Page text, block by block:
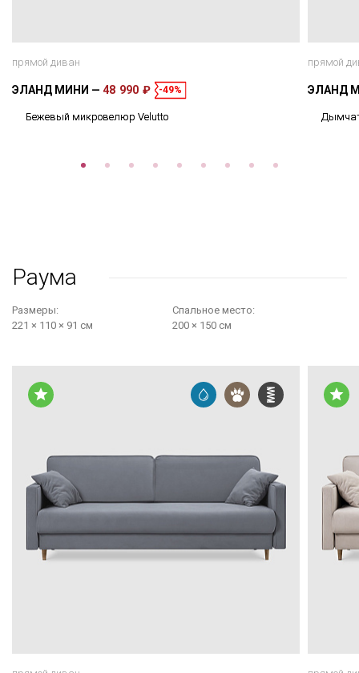
прямой диван
ЭЛАНД МИНИ 48 990 ₽ -49%
Бежевый микровелюр Velutto
прямой
ЭЛАНД
Раума
Размеры:
221 × 110 × 91 см
Cпальное место:
200 × 150 см